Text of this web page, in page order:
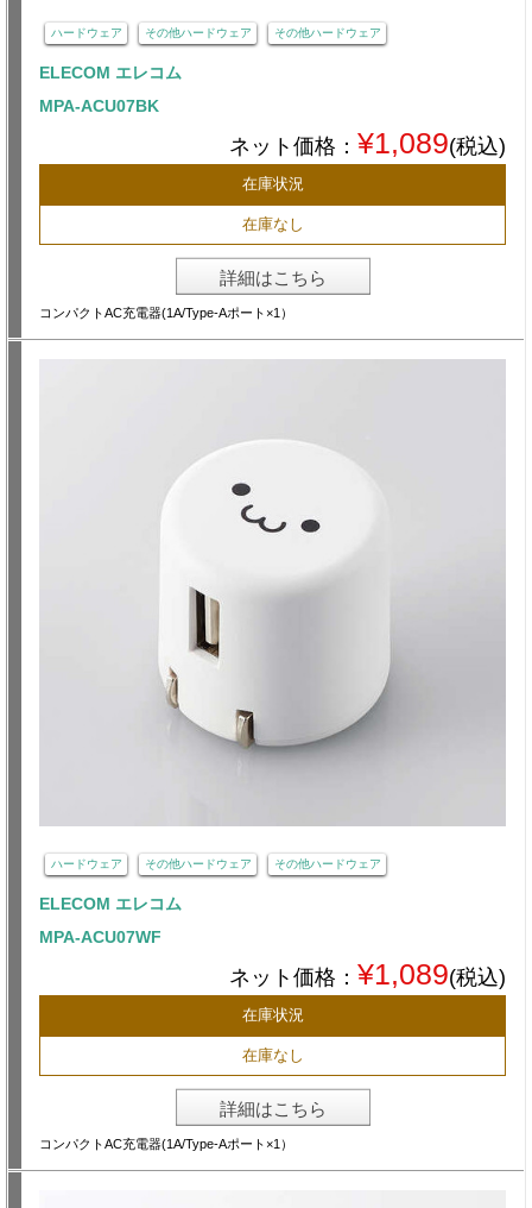
ハードウェア その他ハードウェア その他ハードウェア
ELECOM エレコム
MPA-ACU07BK
ネット価格： ¥1,089(税込)
在庫状況
在庫なし
詳細はこちら
コンパクトAC充電器(1A/Type-Aポート×1）
ハードウェア その他ハードウェア その他ハードウェア
ELECOM エレコム
MPA-ACU07WF
ネット価格： ¥1,089(税込)
在庫状況
在庫なし
詳細はこちら
コンパクトAC充電器(1A/Type-Aポート×1）